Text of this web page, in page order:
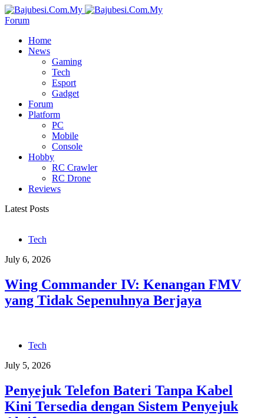
Forum
Home
News
Gaming
Tech
Esport
Gadget
Forum
Platform
PC
Mobile
Console
Hobby
RC Crawler
RC Drone
Reviews
Latest Posts
Tech
July 6, 2026
Wing Commander IV: Kenangan FMV
yang Tidak Sepenuhnya Berjaya
Tech
July 5, 2026
Penyejuk Telefon Bateri Tanpa Kabel
Kini Tersedia dengan Sistem Penyejuk